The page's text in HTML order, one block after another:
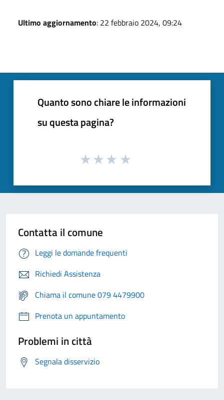
Ultimo aggiornamento: 22 febbraio 2024, 09:24
Quanto sono chiare le informazioni
su questa pagina?
Contatta il comune
Leggi le domande frequenti
Richiedi Assistenza
Chiama il comune 079 4479900
Prenota un appuntamento
Problemi in città
Segnala disservizio